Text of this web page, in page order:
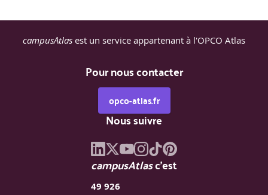
campusAtlas est un service appartenant à l'OPCO Atlas
Pour nous contacter
opco-atlas.fr
Nous suivre
campusAtlasc'est
49 926